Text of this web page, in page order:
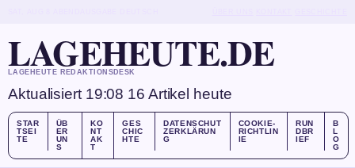
LAGEHEUTE.DE
LAGEHEUTE REDAKTIONSDESK
Aktualisiert 19:08 16 Artikel heute
STAR
TSEI
TE
ÜB
ER
UN
S
KO
NT
AK
T
GES
CHIC
HTE
DATENSCHUT
ZERKLÄRUN
G
COOKIE-
RICHTLIN
IE
RUN
DBR
IEF
B
L
O
G